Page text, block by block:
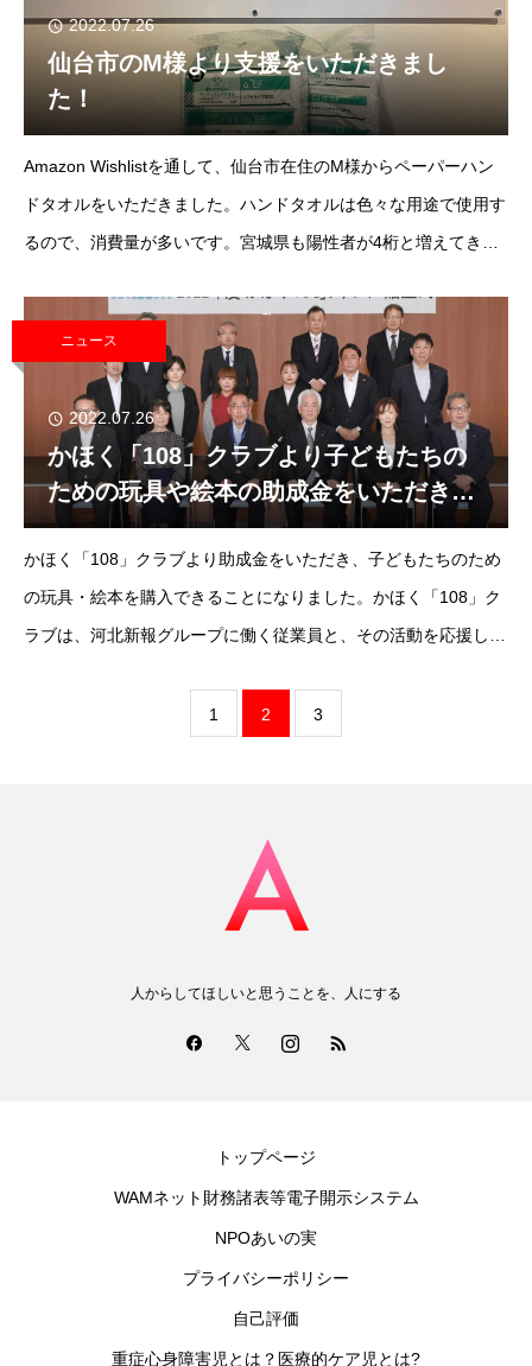
2022.07.26
仙台市のM様より支援をいただきまし
た！
Amazon Wishlistを通して、仙台市在住のM様からペーパーハン
ドタオルをいただきました。ハンドタオルは色々な用途で使用す
るので、消費量が多いです。宮城県も陽性者が4桁と増えてきて
すね。有効活用さ
ニュース
2022.07.26
かほく「108」クラブより子どもたちの
ための玩具や絵本の助成金をいただきま
した！
かほく「108」クラブより助成金をいただき、子どもたちのため
の玩具・絵本を購入できることになりました。かほく「108」ク
ラブは、河北新報グループに働く従業員と、その活動を応援しよ
にも助成していただいたので
1 2 3
人からしてほしいと思うことを、人にする
トップページ
WAMネット財務諸表等電子開示システム
NPOあいの実
プライバシーポリシー
自己評価
重症心身障害児とは？医療的ケア児とは?